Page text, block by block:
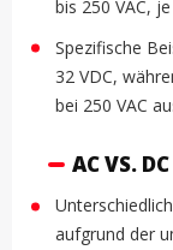
bis 250 VAC,
Spezifische
32 VDC,
bei 250 VAC
AC VS.
aufgrund der